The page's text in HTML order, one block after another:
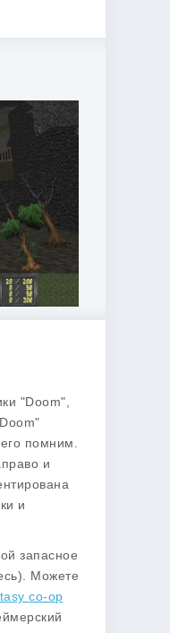
"Doom",
помним.
и
и
запасное
Можете
co-op